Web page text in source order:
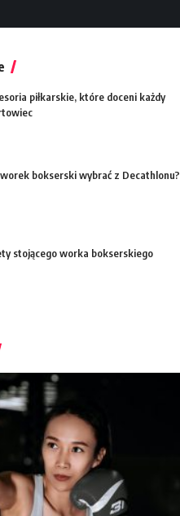
piłkarskie, które doceni każdy
worek bokserski wybrać z Decathlonu?
stojącego worka bokserskiego